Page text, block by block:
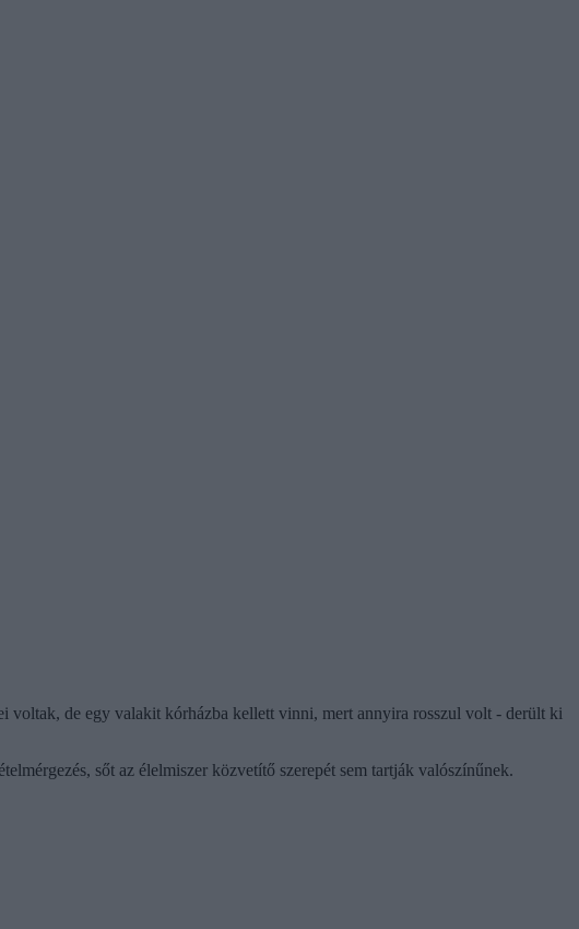
voltak, de egy valakit kórházba kellett vinni, mert annyira rosszul volt - derült ki
sőt az élelmiszer közvetítő szerepét sem tartják valószínűnek.